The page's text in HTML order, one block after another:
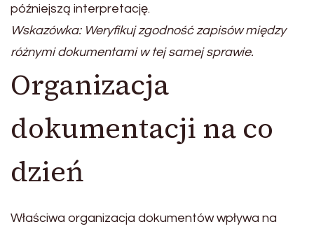
późniejszą interpretację.
Wskazówka: Weryfikuj zgodność zapisów między
różnymi dokumentami w tej samej sprawie.
Organizacja
dokumentacji na co
dzień
Właściwa organizacja dokumentów wpływa na